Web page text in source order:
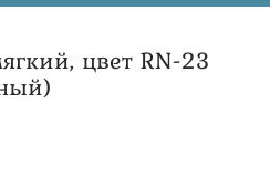
цвет RN-23